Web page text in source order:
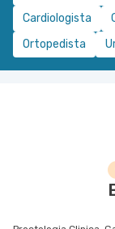
Cardiologista
Ortopedista